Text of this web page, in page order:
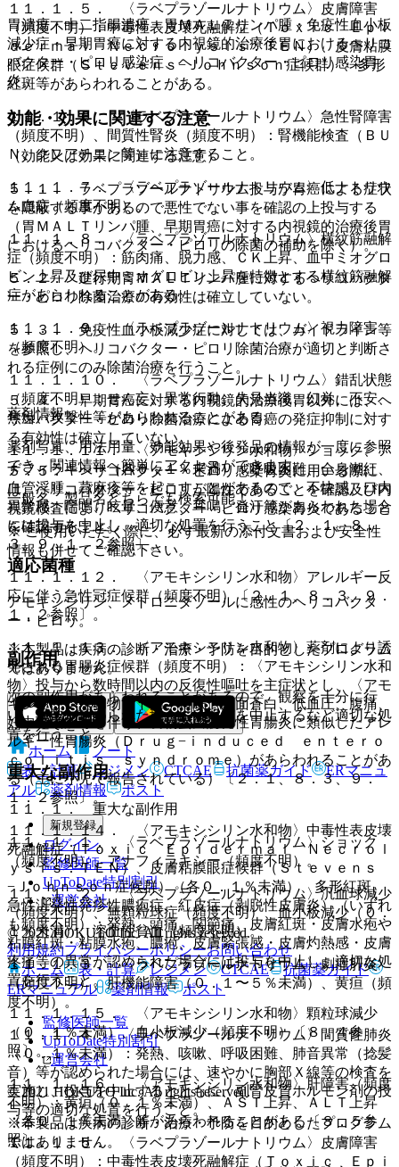
１１．１．５． 〈ラベプラゾールナトリウム〉皮膚障害
（頻度不明）：中毒性表皮壊死融解症（Ｔｏｘｉｃ Ｅｐｉ
ｄｅｒｍａｌ Ｎｅｃｒｏｌｙｓｉｓ：ＴＥＮ）、皮膚粘膜
眼症候群（Ｓｔｅｖｅｎｓ−Ｊｏｈｎｓｏｎ症候群）、多形
紅斑等があらわれることがある。
１１．１．６． 〈ラベプラゾールナトリウム〉急性腎障害
（頻度不明）、間質性腎炎（頻度不明）：腎機能検査（ＢＵ
Ｎ、クレアチニン等）に注意すること。
１１．１．７． 〈ラベプラゾールナトリウム〉低ナトリウ
ム血症（頻度不明）。
１１．１．８． 〈ラベプラゾールナトリウム〉横紋筋融解
症（頻度不明）：筋肉痛、脱力感、ＣＫ上昇、血中ミオグロ
ビン上昇及び尿中ミオグロビン上昇を特徴とする横紋筋融解
症があらわれることがある。
１１．１．９． 〈ラベプラゾールナトリウム〉視力障害
（頻度不明）。
１１．１．１０． 〈ラベプラゾールナトリウム〉錯乱状態
（頻度不明）：せん妄、異常行動、失見当識、幻覚、不安、
焦燥、攻撃性等があらわれることがある。
１１．１．１１． 〈アモキシシリン水和物〉ショック、ア
ナフィラキシー（各０．１％未満）：呼吸困難、全身潮紅、
血管浮腫、蕁麻疹等を起こすことがあるので、不快感、口内
異常感、喘鳴、眩暈、便意、耳鳴、発汗等があらわれた場合
には投与を中止し、適切な処置を行うこと〔２．１、８．
３、９．１．２参照〕。
１１．１．１２． 〈アモキシシリン水和物〉アレルギー反
応に伴う急性冠症候群（頻度不明）〔２．１、８．３、９．
１．２参照〕。
１１．１．１３． 〈アモキシシリン水和物〉薬剤により誘
発される胃腸炎症候群（頻度不明）：〈アモキシシリン水和
物〉投与から数時間以内の反復性嘔吐を主症状とし、〈アモ
キシシリン水和物〉下痢、嗜眠、顔面蒼白、低血圧、腹痛、
好中球増加等を伴う、食物蛋白誘発性胃腸炎に類似したアレ
ルギー性胃腸炎（Ｄｒｕｇ−ｉｎｄｕｃｅｄ ｅｎｔｅｒｏ
ｃｏｌｉｔｉｓ ｓｙｎｄｒｏｍｅ）があらわれることがあ
る（主に小児で報告されている）〔２．１、８．３、９．
１．２参照〕。
１１．１．１４． 〈アモキシシリン水和物〉中毒性表皮壊
死融解症（Ｔｏｘｉｃ Ｅｐｉｄｅｒｍａｌ Ｎｅｃｒｏｌ
ｙｓｉｓ：ＴＥＮ）、皮膚粘膜眼症候群（Ｓｔｅｖｅｎｓ
−Ｊｏｈｎｓｏｎ症候群）（各０．１％未満）、多形紅斑、
急性汎発性発疹性膿疱症、紅皮症（剥脱性皮膚炎）（いずれ
も頻度不明）：発熱、頭痛、関節痛、皮膚紅斑・皮膚水疱や
粘膜紅斑・粘膜水疱、膿疱、皮膚緊張感・皮膚灼熱感・皮膚
疼痛等の異常が認められた場合には投与を中止し、適切な処
置を行うこと。
１１．１．１５． 〈アモキシシリン水和物〉顆粒球減少
（０．１％未満）、血小板減少（頻度不明）〔８．４参
照〕。
１１．１．１６． 〈アモキシシリン水和物〉肝障害（頻度
不明）：黄疸（０．１％未満）、ＡＳＴ上昇、ＡＬＴ上昇
（各０．１％未満）等があらわれることがある〔８．５参
照〕。
胃潰瘍・十二指腸潰瘍・胃ＭＡＬＴリンパ腫・免疫性血小板
減少症・早期胃癌に対する内視鏡的治療後胃におけるヘリコ
バクター・ピロリ感染症、ヘリコバクター・ピロリ感染胃
炎。
効能・効果に関連する注意
（効能又は効果に関連する注意）
５．１． ラベプラゾールナトリウム投与が胃癌による症状
を隠蔽する事があるので悪性でない事を確認の上投与する
（胃ＭＡＬＴリンパ腫、早期胃癌に対する内視鏡的治療後胃
におけるヘリコバクター・ピロリの除菌の補助を除く）。
５．２． 進行期胃ＭＡＬＴリンパ腫に対するヘリコバクタ
ー・ピロリ除菌治療の有効性は確立していない。
５．３． 免疫性血小板減少症に対しては、ガイドライン等
を参照し、ヘリコバクター・ピロリ除菌治療が適切と判断さ
れる症例にのみ除菌治療を行うこと。
５．４． 早期胃癌に対する内視鏡的治療後胃以外には、ヘ
リコバクター・ピロリ除菌治療による胃癌の発症抑制に対す
る有効性は確立していない。
５．５． ヘリコバクター・ピロリ感染胃炎に用いる際に
は、ヘリコバクター・ピロリが陽性であることを確認及び内
視鏡検査によりヘリコバクター・ピロリ感染胃炎であること
を確認すること。
適応菌種
アモキシシリン、メトロニダゾールに感性のヘリコバクタ
ー・ピロリ。
副作用
次の副作用があらわれることがあるので、観察を十分に行
い、異常が認められた場合には投与を中止するなど適切な処
置を行うこと。
重大な副作用
１１．１． 重大な副作用
１１．１．１． 〈ラベプラゾールナトリウム〉ショック
（頻度不明）、アナフィラキシー（頻度不明）。
１１．１．２． 〈ラベプラゾールナトリウム〉汎血球減少
（頻度不明）、無顆粒球症（頻度不明）、血小板減少（０．
１％未満）、溶血性貧血（頻度不明）。
１１．１．３． 〈ラベプラゾールナトリウム〉劇症肝炎
（頻度不明）、肝機能障害（０．１〜５％未満）、黄疸（頻
度不明）。
１１．１．４． 〈ラベプラゾールナトリウム〉間質性肺炎
（０．１％未満）：発熱、咳嗽、呼吸困難、肺音異常（捻髪
音）等が認められた場合には、速やかに胸部Ｘ線等の検査を
実施し、投与を中止するとともに、副腎皮質ホルモン剤の投
与等の適切な処置を行うこと。
１１．１．５． 〈ラベプラゾールナトリウム〉皮膚障害
（頻度不明）：中毒性表皮壊死融解症（Ｔｏｘｉｃ Ｅｐｉ
薬剤情報
薬剤写真、用法用量、効能効果や後発品の情報が一度に参照
でき、関連情報へ簡単にアクセスができます。
一般名、製品名どちらでも検索可能！
※ ご使用いただく際に、必ず最新の添付文書および安全性
情報も併せてご確認下さい。
※本製品は疾病の診断・治療・予防を目的としたプログラム
ではありません。
ホーム
ノート
表・計算
レジメン CTCAE 抗菌薬ガイド
ERマニュ
アル
薬剤情報 ポスト
新規登録
ログイン
監修医師一覧
UpToDate特別割引
運営会社
© 2021 HOKUTO Inc. All rights reserved.
利用規約プライバシーポリシーお問い合わせ
ホーム
表・計算 レジメン CTCAE
抗菌薬ガイド
ERマニュアル
薬剤情報 ポスト
監修医師一覧
UpToDate特別割引
運営会社
© 2021 HOKUTO Inc. All rights reserved.
※本製品は疾病の診断・治療・予防を目的としたプログラム
ではありません。